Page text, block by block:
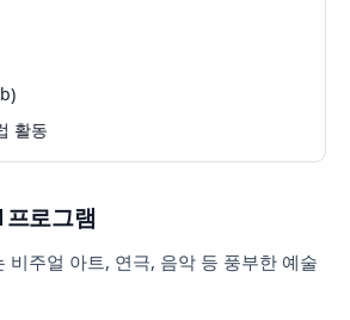
활동
프로그램
주얼 아트, 연극, 음악 등 풍부한 예술